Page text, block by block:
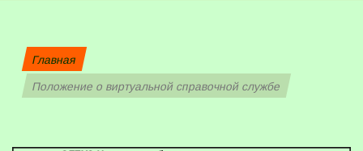
Главная
Положение о виртуальной справочной службе